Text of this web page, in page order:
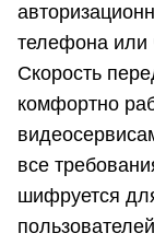
телефона или
Скорость
комфортно
все
шифруется